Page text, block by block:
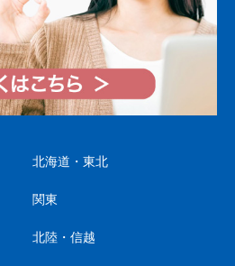
北海道・東北
関東
北陸・信越